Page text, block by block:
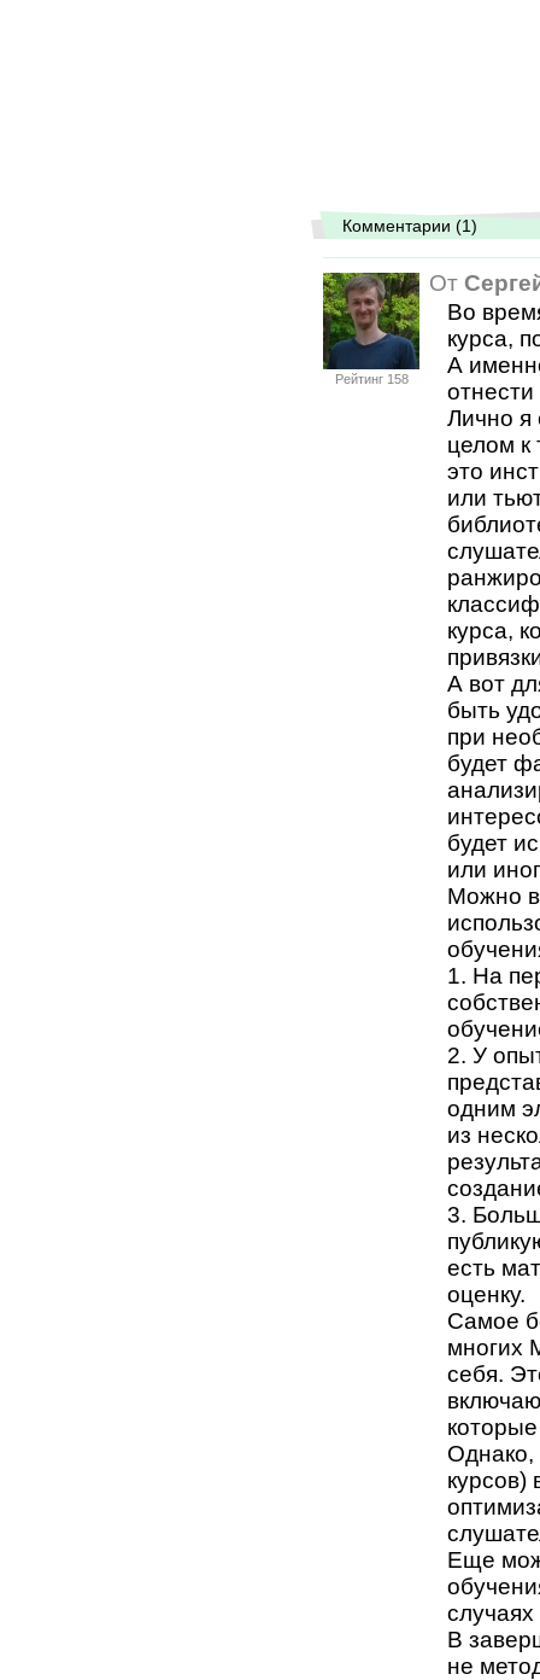
Комментарии (1)
Рейтинг 158
От
Во
курса,
А
Лично я
целом
это
или
курса,
А вот
быть
при
будет
будет
или
Можно
1. На
2. У
одним
из
3.
есть
оценку.
Самое
многих
себя.
Однако,
курсов)
Еще
В
не